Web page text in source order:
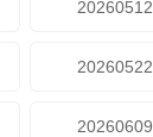
20260512
20260522
20260609